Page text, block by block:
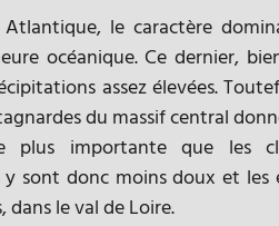
le caractère
océanique. Ce dernier,
assez élevées.
du massif central
plus importante que les
y sont donc moins doux et
dans le val de Loire.